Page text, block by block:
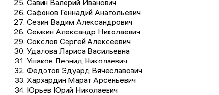
Савин Валерий Иванович
Сафонов Геннадий Анатольевич
Сезин Вадим Александрович
Семкин Александр Николаевич
Соколов Сергей Алексеевич
Удалова Лариса Васильевна
Ушаков Леонид Николаевич
Федотов Эдуард Вячеславович
Хархардин Марат Арсеньевич
Юрьев Юрий Николаевич